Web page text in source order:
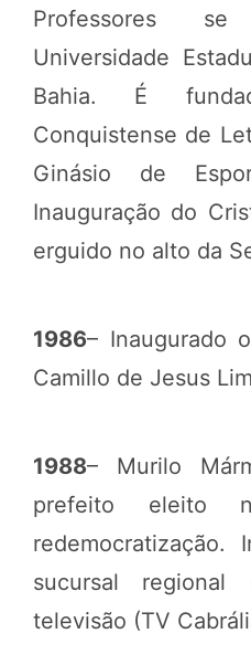
Professores
Universidade
Bahia. É
Conquistense de
Ginásio de
Inauguração do
erguido no alto da
1986– Inaugurado
Camillo de Jesus
1988– Murilo
prefeito eleito
redemocratização.
sucursal
televisão (TV